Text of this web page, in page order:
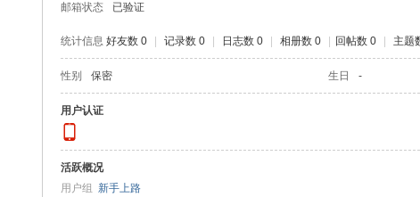
邮箱状态
已验证
统计信息 好友数 0 记录数 0 日志数 0 相册数 0 回帖数 0 主题
性别 保密 生日 -
用户认证
活跃概况
用户组 新手上路